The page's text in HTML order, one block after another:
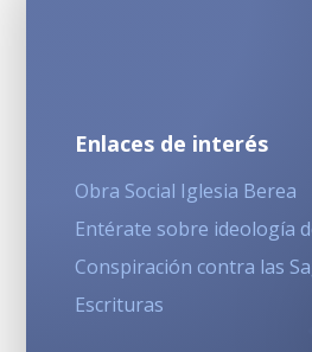
Enlaces de interés
Obra Social Iglesia Berea
Entérate sobre ideología
Conspiración contra las
Escrituras